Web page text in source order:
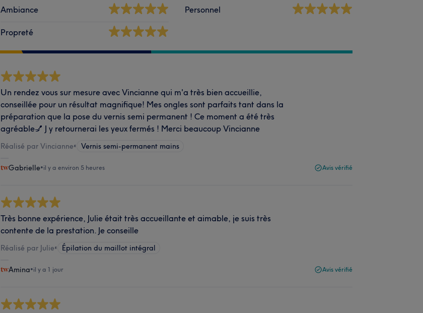
Ambiance
Propreté
Personnel
Un rendez vous sur mesure avec Vincianne qui m'a très bien accueillie,
conseillée pour un résultat magnifique! Mes ongles sont parfaits tant dans la
préparation que la pose du vernis semi permanent ! Ce moment a été très
agréable💅 J y retournerai les yeux fermés ! Merci beaucoup Vincianne
Réalisé par Vincianne• Vernis semi-permanent mains
Gabrielle•il y a environ 5 heures Avis vérifié
Très bonne expérience, Julie était très accueillante et aimable, je suis très
contente de la prestation. Je conseille
Réalisé par Julie• Épilation du maillot intégral
Amina•il y a 1 jour Avis vérifié